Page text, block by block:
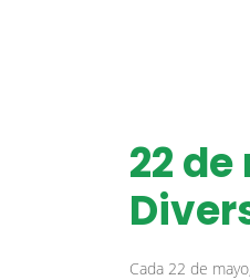
22
Cada 22 de